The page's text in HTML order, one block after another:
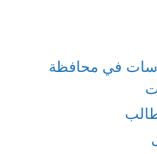
في محافظة